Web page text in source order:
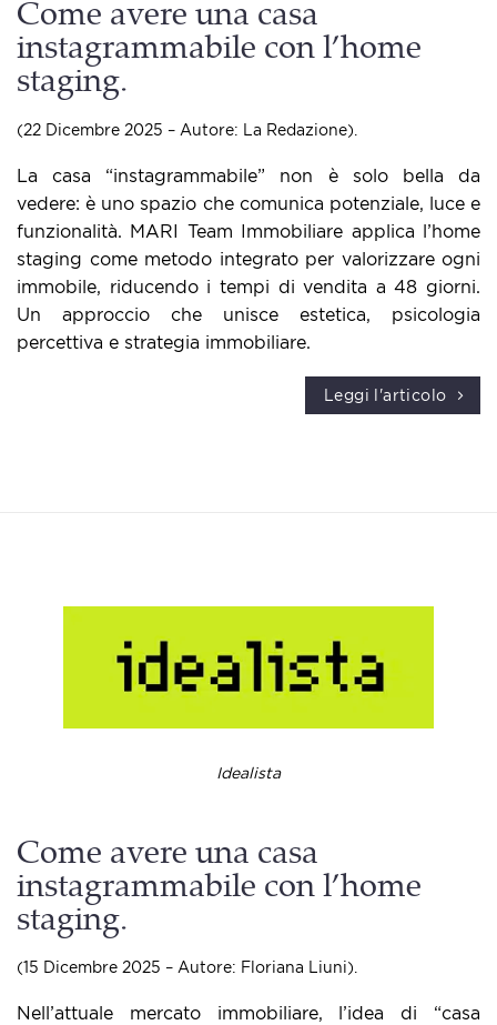
Come avere una casa
instagrammabile con l’home
staging.
(22 Dicembre 2025 – Autore: La Redazione).
La casa “instagrammabile” non è solo bella da
vedere: è uno spazio che comunica potenziale, luce e
funzionalità. MARI Team Immobiliare applica l’home
staging come metodo integrato per valorizzare ogni
immobile, riducendo i tempi di vendita a 48 giorni.
Un approccio che unisce estetica, psicologia
percettiva e strategia immobiliare.
Leggi l'articolo
Idealista
Come avere una casa
instagrammabile con l’home
staging.
(15 Dicembre 2025 – Autore: Floriana Liuni).
Nell’attuale mercato immobiliare, l’idea di “casa